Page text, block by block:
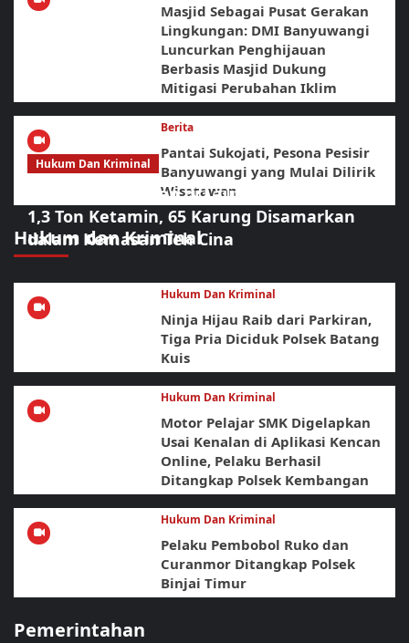
Masjid Sebagai Pusat Gerakan
Lingkungan: DMI Banyuwangi
Luncurkan Penghijauan
Berbasis Masjid Dukung
Mitigasi Perubahan Iklim
Berita
Pantai Sukojati, Pesona Pesisir
Banyuwangi yang Mulai Dilirik
Wisatawan
Hukum dan Kriminal
Hukum Dan Kriminal
Operasi Gabungan di Laut Bintan Bongkar
1,3 Ton Ketamin, 65 Karung Disamarkan
dalam Kemasan Teh Cina
Hukum Dan Kriminal
Ninja Hijau Raib dari Parkiran,
Tiga Pria Diciduk Polsek Batang
Kuis
Hukum Dan Kriminal
Motor Pelajar SMK Digelapkan
Usai Kenalan di Aplikasi Kencan
Online, Pelaku Berhasil
Ditangkap Polsek Kembangan
Hukum Dan Kriminal
Pelaku Pembobol Ruko dan
Curanmor Ditangkap Polsek
Binjai Timur
Pemerintahan